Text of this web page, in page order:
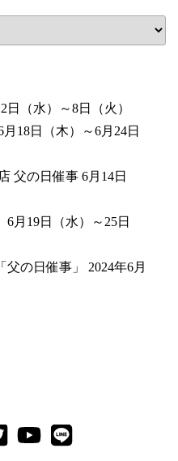
（水）～8日（火）
18日（木）～6月24日
父の日催事 6月14日
月19日（水）～25日
父の日催事」 2024年6月